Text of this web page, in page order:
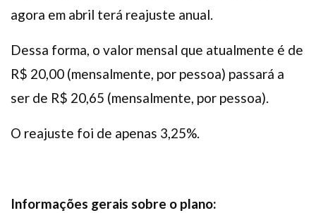
agora em abril terá reajuste anual.
Dessa forma, o valor mensal que atualmente é de
R$ 20,00 (mensalmente, por pessoa) passará a
ser de R$ 20,65 (mensalmente, por pessoa).
O reajuste foi de apenas 3,25%.
Informações gerais sobre o plano: